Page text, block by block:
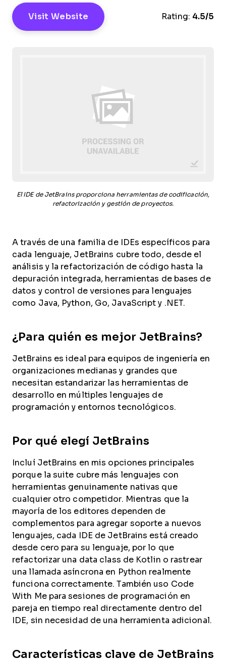
Visit Website Rating: 4.5/5
El IDE de JetBrains proporciona herramientas de codificación,
refactorización y gestión de proyectos.
A través de una familia de IDEs específicos para
cada lenguaje, JetBrains cubre todo, desde el
análisis y la refactorización de código hasta la
depuración integrada, herramientas de bases de
datos y control de versiones para lenguajes
como Java, Python, Go, JavaScript y .NET.
¿Para quién es mejor JetBrains?
JetBrains es ideal para equipos de ingeniería en
organizaciones medianas y grandes que
necesitan estandarizar las herramientas de
desarrollo en múltiples lenguajes de
programación y entornos tecnológicos.
Por qué elegí JetBrains
Incluí JetBrains en mis opciones principales
porque la suite cubre más lenguajes con
herramientas genuinamente nativas que
cualquier otro competidor. Mientras que la
mayoría de los editores dependen de
complementos para agregar soporte a nuevos
lenguajes, cada IDE de JetBrains está creado
desde cero para su lenguaje, por lo que
refactorizar una data class de Kotlin o rastrear
una llamada asíncrona en Python realmente
funciona correctamente. También uso Code
With Me para sesiones de programación en
pareja en tiempo real directamente dentro del
IDE, sin necesidad de una herramienta adicional.
Características clave de JetBrains